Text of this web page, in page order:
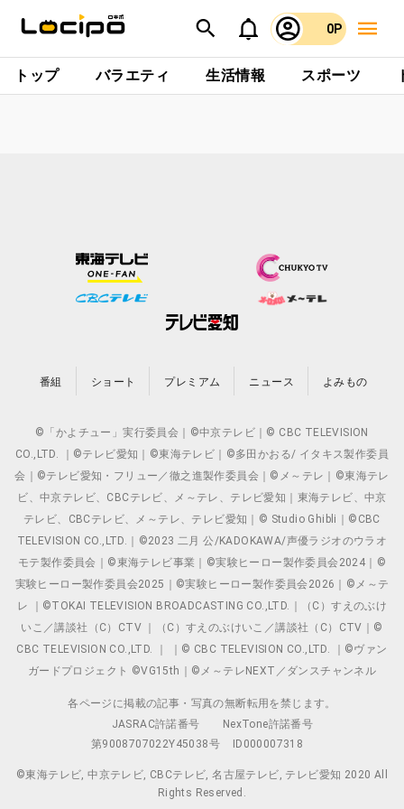
0P
トップ バラエティ 生活情報 スポーツ
番組 ショート プレミアム ニュース よみもの
©「かよチュー」実行委員会｜©中京テレビ｜© CBC TELEVISION
CO.,LTD. ｜©テレビ愛知｜©東海テレビ｜©多田かおる/ イタキス製作委員
会｜©テレビ愛知・フリュー／徹之進製作委員会｜©メ～テレ｜©東海テレ
ビ、中京テレビ、CBCテレビ、メ～テレ、テレビ愛知｜東海テレビ、中京
テレビ、CBCテレビ、メ～テレ、テレビ愛知｜© Studio Ghibli｜©CBC
TELEVISION CO.,LTD.｜©2023 二月 公/KADOKAWA/声優ラジオのウラオ
モテ製作委員会｜©東海テレビ事業｜©実験ヒーロー製作委員会2024｜©
実験ヒーロー製作委員会2025｜©実験ヒーロー製作委員会2026｜©メ～テ
レ ｜©TOKAI TELEVISION BROADCASTING CO.,LTD.｜（C）すえのぶけ
いこ／講談社（C）CTV ｜（C）すえのぶけいこ／講談社（C）CTV｜©
CBC TELEVISION CO.,LTD. ｜ ｜© CBC TELEVISION CO.,LTD. ｜©ヴァン
ガードプロジェクト ©VG15th｜©メ～テレNEXT／ダンスチャンネル
各ページに掲載の記事・写真の無断転用を禁じます。
JASRAC許諾番号
NexTone許諾番号
第9008707022Y45038号
ID000007318
©東海テレビ, 中京テレビ, CBCテレビ, 名古屋テレビ, テレビ愛知 2020 All
Rights Reserved.